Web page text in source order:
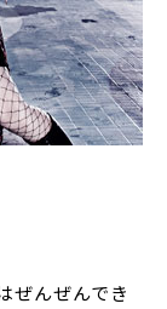
ぜんぜんでき